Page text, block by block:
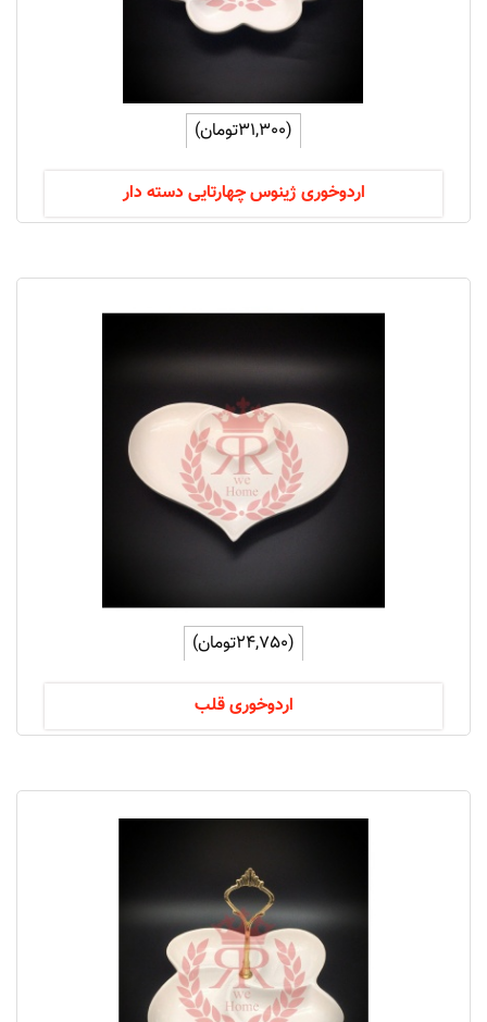
(31,300تومان)
اردوخوری ژینوس چهارتایی دسته دار
(24,750تومان)
اردوخوری قلب